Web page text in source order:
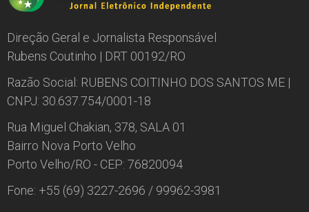
Direção Geral e Jornalista Responsável
Rubens Coutinho | DRT 00192/RO
Razão Social: RUBENS COITINHO DOS SANTOS ME |
CNPJ: 30.637.754/0001-18
Rua Miguel Chakian, 378, SALA 01
Bairro Nova Porto Velho
Porto Velho/RO - CEP: 76820094
Fone: +55 (69) 3227-2696 / 99962-3981